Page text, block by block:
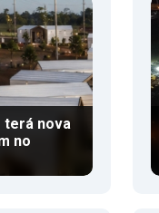
terá nova
no